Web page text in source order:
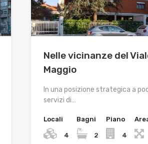
Nelle vicinanze del
Maggio
In una posizione strategica a
servizi di…
Locali
4
Bagni
2
Piano
4